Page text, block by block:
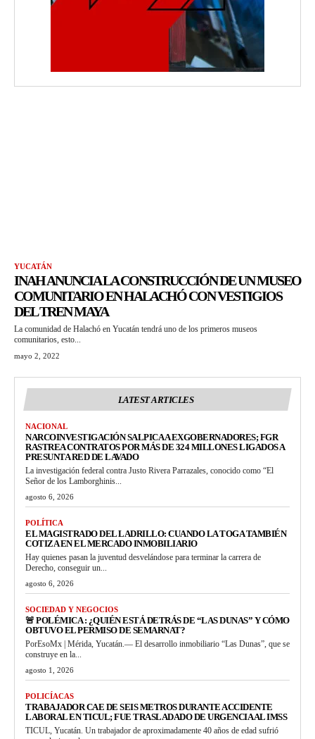
YUCATÁN
INAH ANUNCIA LA CONSTRUCCIÓN DE UN MUSEO
COMUNITARIO EN HALACHÓ CON VESTIGIOS
DEL TREN MAYA
La comunidad de Halachó en Yucatán tendrá uno de los primeros museos
comunitarios, esto...
mayo 2, 2022
LATEST ARTICLES
NACIONAL
NARCOINVESTIGACIÓN SALPICA A EXGOBERNADORES; FGR
RASTREA CONTRATOS POR MÁS DE 324 MILLONES LIGADOS A
PRESUNTA RED DE LAVADO
La investigación federal contra Justo Rivera Parrazales, conocido como “El
Señor de los Lamborghinis...
agosto 6, 2026
POLÍTICA
EL MAGISTRADO DEL LADRILLO: CUANDO LA TOGA TAMBIÉN
COTIZA EN EL MERCADO INMOBILIARIO
Hay quienes pasan la juventud desvelándose para terminar la carrera de
Derecho, conseguir un...
agosto 6, 2026
SOCIEDAD Y NEGOCIOS
🚨 POLÉMICA : ¿QUIÉN ESTÁ DETRÁS DE “LAS DUNAS” Y CÓMO
OBTUVO EL PERMISO DE SEMARNAT?
PorEsoMx | Mérida, Yucatán.— El desarrollo inmobiliario “Las Dunas”, que se
construye en la...
agosto 1, 2026
POLICÍACAS
TRABAJADOR CAE DE SEIS METROS DURANTE ACCIDENTE
LABORAL EN TICUL; FUE TRASLADADO DE URGENCIA AL IMSS
TICUL, Yucatán. Un trabajador de aproximadamente 40 años de edad sufrió